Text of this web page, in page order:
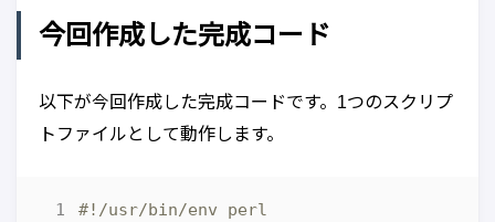
今回作成した完成コード
以下が今回作成した完成コードです。1つのスクリプ
トファイルとして動作します。
#!/usr/bin/env perl